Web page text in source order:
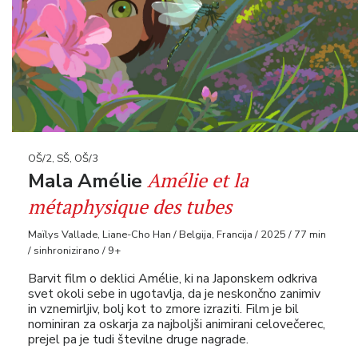
OŠ/2, SŠ, OŠ/3
Mala Amélie Amélie et la
métaphysique des tubes
Maïlys Vallade, Liane-Cho Han / Belgija, Francija / 2025 / 77 min
/ sinhronizirano / 9+
Barvit film o deklici Amélie, ki na Japonskem odkriva
svet okoli sebe in ugotavlja, da je neskončno zanimiv
in vznemirljiv, bolj kot to zmore izraziti. Film je bil
nominiran za oskarja za najboljši animirani celovečerec,
prejel pa je tudi številne druge nagrade.